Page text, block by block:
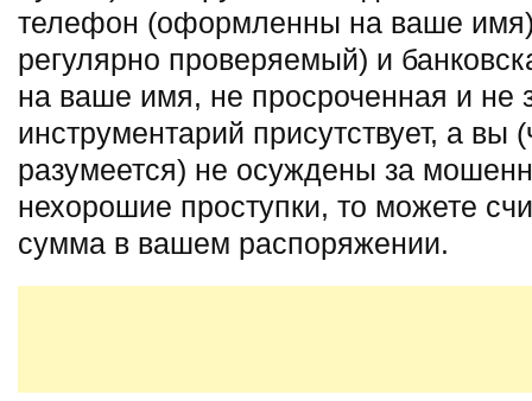
телефон (оформленны на ваше
регулярно проверяемый) и
на ваше имя, не просроченная и не
инструментарий присутствует, а вы
разумеется) не осуждены за
нехорошие проступки, то можете
сумма в вашем распоряжении.